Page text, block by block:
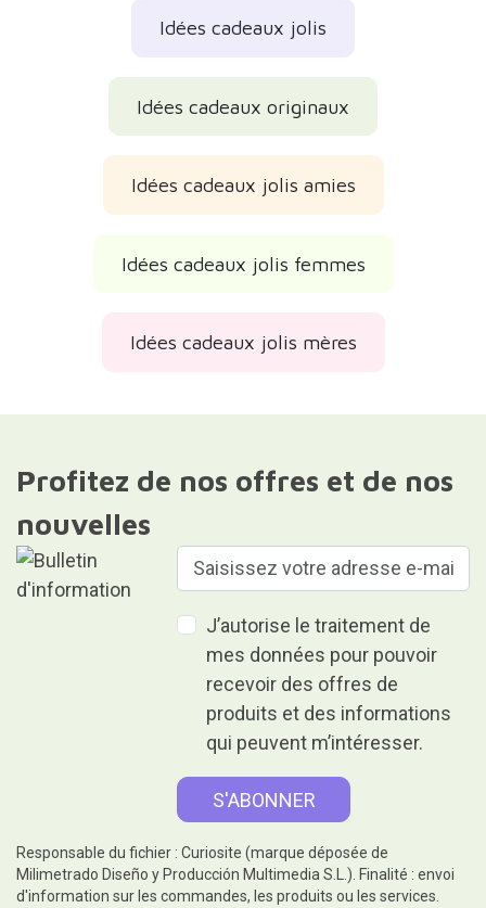
Idées cadeaux jolis
Idées cadeaux originaux
Idées cadeaux jolis amies
Idées cadeaux jolis femmes
Idées cadeaux jolis mères
Profitez de nos offres et de nos
nouvelles
J’autorise le traitement de
mes données pour pouvoir
recevoir des offres de
produits et des informations
qui peuvent m’intéresser.
Responsable du fichier : Curiosite (marque déposée de
Milimetrado Diseño y Producción Multimedia S.L.). Finalité : envoi
d'information sur les commandes, les produits ou les services.